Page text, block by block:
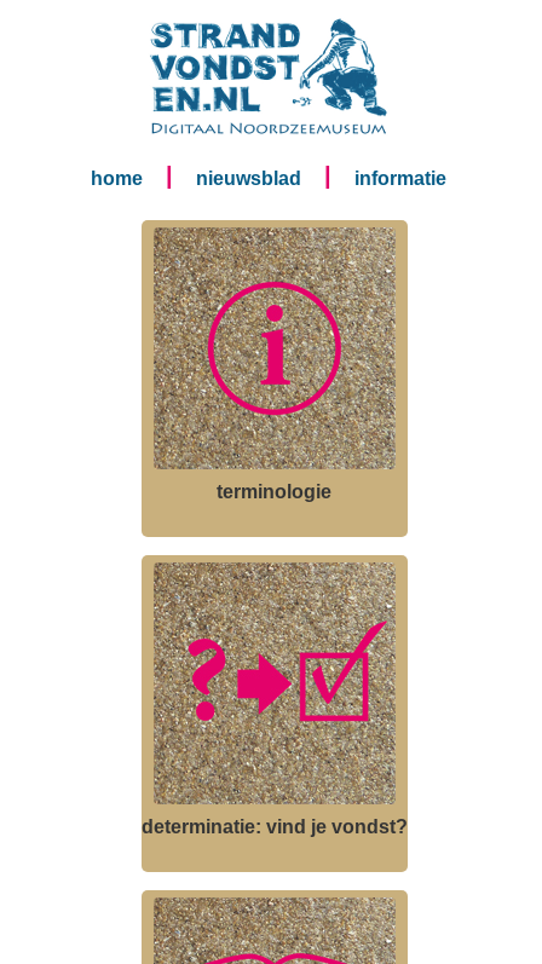
home nieuwsblad informatie
terminologie
determinatie: vind je vondst?